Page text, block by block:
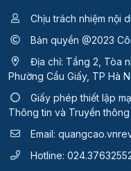
Chịu trách nhiệm nội
Bản quyền @2023
Địa chỉ: Tầng 2, Tòa
Phường Cầu Giấy, TP Hà
Giấy phép thiết lập
Thông tin và Truyền
Email:
Hotline: